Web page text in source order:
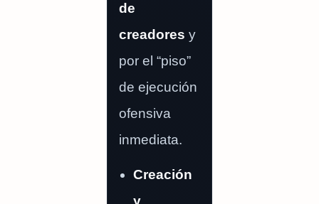
de
creadores y
por el “piso”
de ejecución
ofensiva
inmediata.
Creación
y